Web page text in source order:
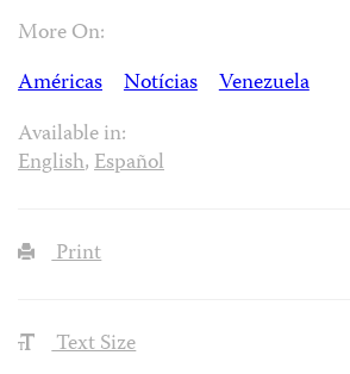
More On:
Américas
Notícias
Venezuela
Available in:
English,Español
Print
Text Size